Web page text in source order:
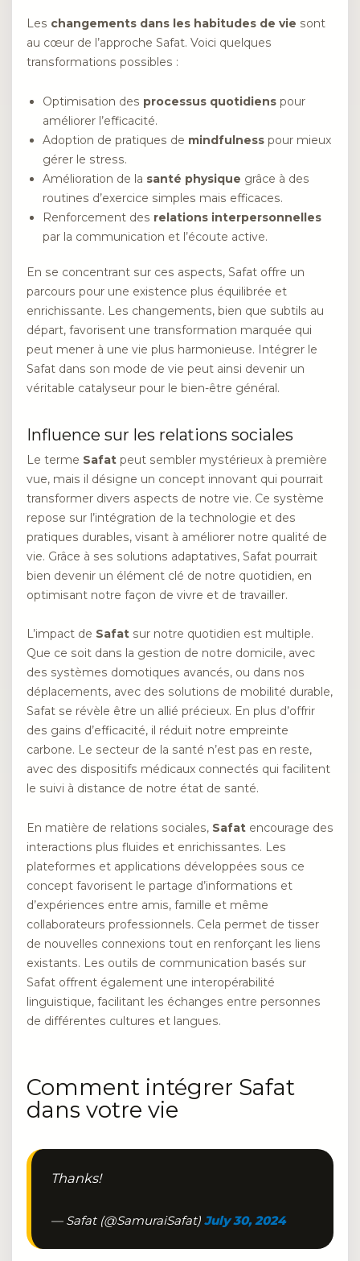
Les changements dans les habitudes de vie sont
au cœur de l’approche Safat. Voici quelques
transformations possibles :
Optimisation des processus quotidiens pour
améliorer l’efficacité.
Adoption de pratiques de mindfulness pour mieux
gérer le stress.
Amélioration de la santé physique grâce à des
routines d’exercice simples mais efficaces.
Renforcement des relations interpersonnelles
par la communication et l’écoute active.
En se concentrant sur ces aspects, Safat offre un
parcours pour une existence plus équilibrée et
enrichissante. Les changements, bien que subtils au
départ, favorisent une transformation marquée qui
peut mener à une vie plus harmonieuse. Intégrer le
Safat dans son mode de vie peut ainsi devenir un
véritable catalyseur pour le bien-être général.
Influence sur les relations sociales
Le terme Safat peut sembler mystérieux à première
vue, mais il désigne un concept innovant qui pourrait
transformer divers aspects de notre vie. Ce système
repose sur l’intégration de la technologie et des
pratiques durables, visant à améliorer notre qualité de
vie. Grâce à ses solutions adaptatives, Safat pourrait
bien devenir un élément clé de notre quotidien, en
optimisant notre façon de vivre et de travailler.
L’impact de Safat sur notre quotidien est multiple.
Que ce soit dans la gestion de notre domicile, avec
des systèmes domotiques avancés, ou dans nos
déplacements, avec des solutions de mobilité durable,
Safat se révèle être un allié précieux. En plus d’offrir
des gains d’efficacité, il réduit notre empreinte
carbone. Le secteur de la santé n’est pas en reste,
avec des dispositifs médicaux connectés qui facilitent
le suivi à distance de notre état de santé.
En matière de relations sociales, Safat encourage des
interactions plus fluides et enrichissantes. Les
plateformes et applications développées sous ce
concept favorisent le partage d’informations et
d’expériences entre amis, famille et même
collaborateurs professionnels. Cela permet de tisser
de nouvelles connexions tout en renforçant les liens
existants. Les outils de communication basés sur
Safat offrent également une interopérabilité
linguistique, facilitant les échanges entre personnes
de différentes cultures et langues.
Comment intégrer Safat
dans votre vie
Thanks!
— Safat (@SamuraiSafat) July 30, 2024